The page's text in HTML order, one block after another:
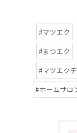
#マツエク
#まつエク
#マツエク
#ホームサロ